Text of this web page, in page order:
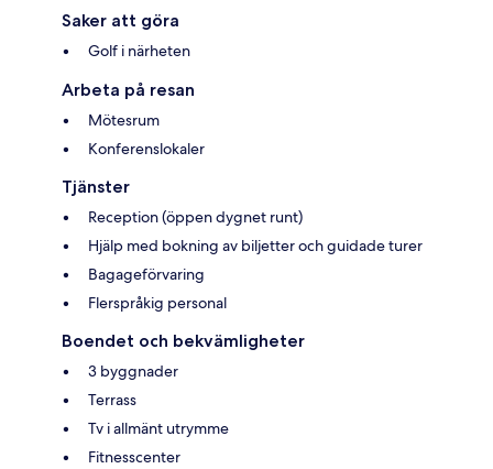
Saker att göra
Golf i närheten
Arbeta på resan
Mötesrum
Konferenslokaler
Tjänster
Reception (öppen dygnet runt)
Hjälp med bokning av biljetter och guidade turer
Bagageförvaring
Flerspråkig personal
Boendet och bekvämligheter
3 byggnader
Terrass
Tv i allmänt utrymme
Fitnesscenter